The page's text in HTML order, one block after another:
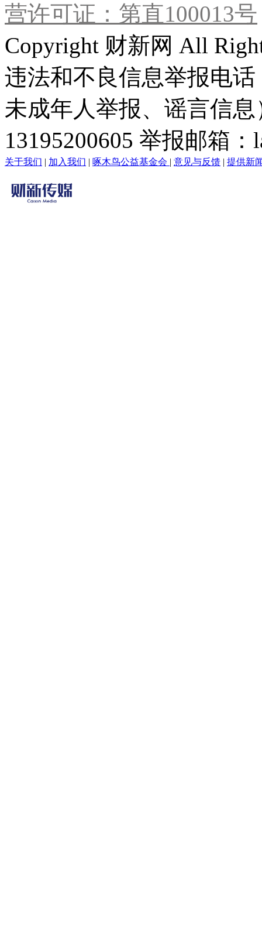
营许可证：第直100013号
Copyright 财新网 All
违法和不良信息举报电
未成年人举报、谣言信
13195200605 举报邮箱
关于我们 | 加入我们 | 啄木鸟公益基金会 | 意见与反馈 | 提供新